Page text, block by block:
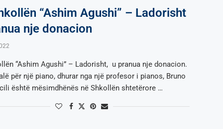
“Ashim Agushi” – Ladorisht
nje donacion
“Ashim Agushi” – Ladorisht, u pranua nje donacion.
për një piano, dhurar nga një profesor i pianos, Bruno
është mësimdhënës në Shkollën shtetërore …